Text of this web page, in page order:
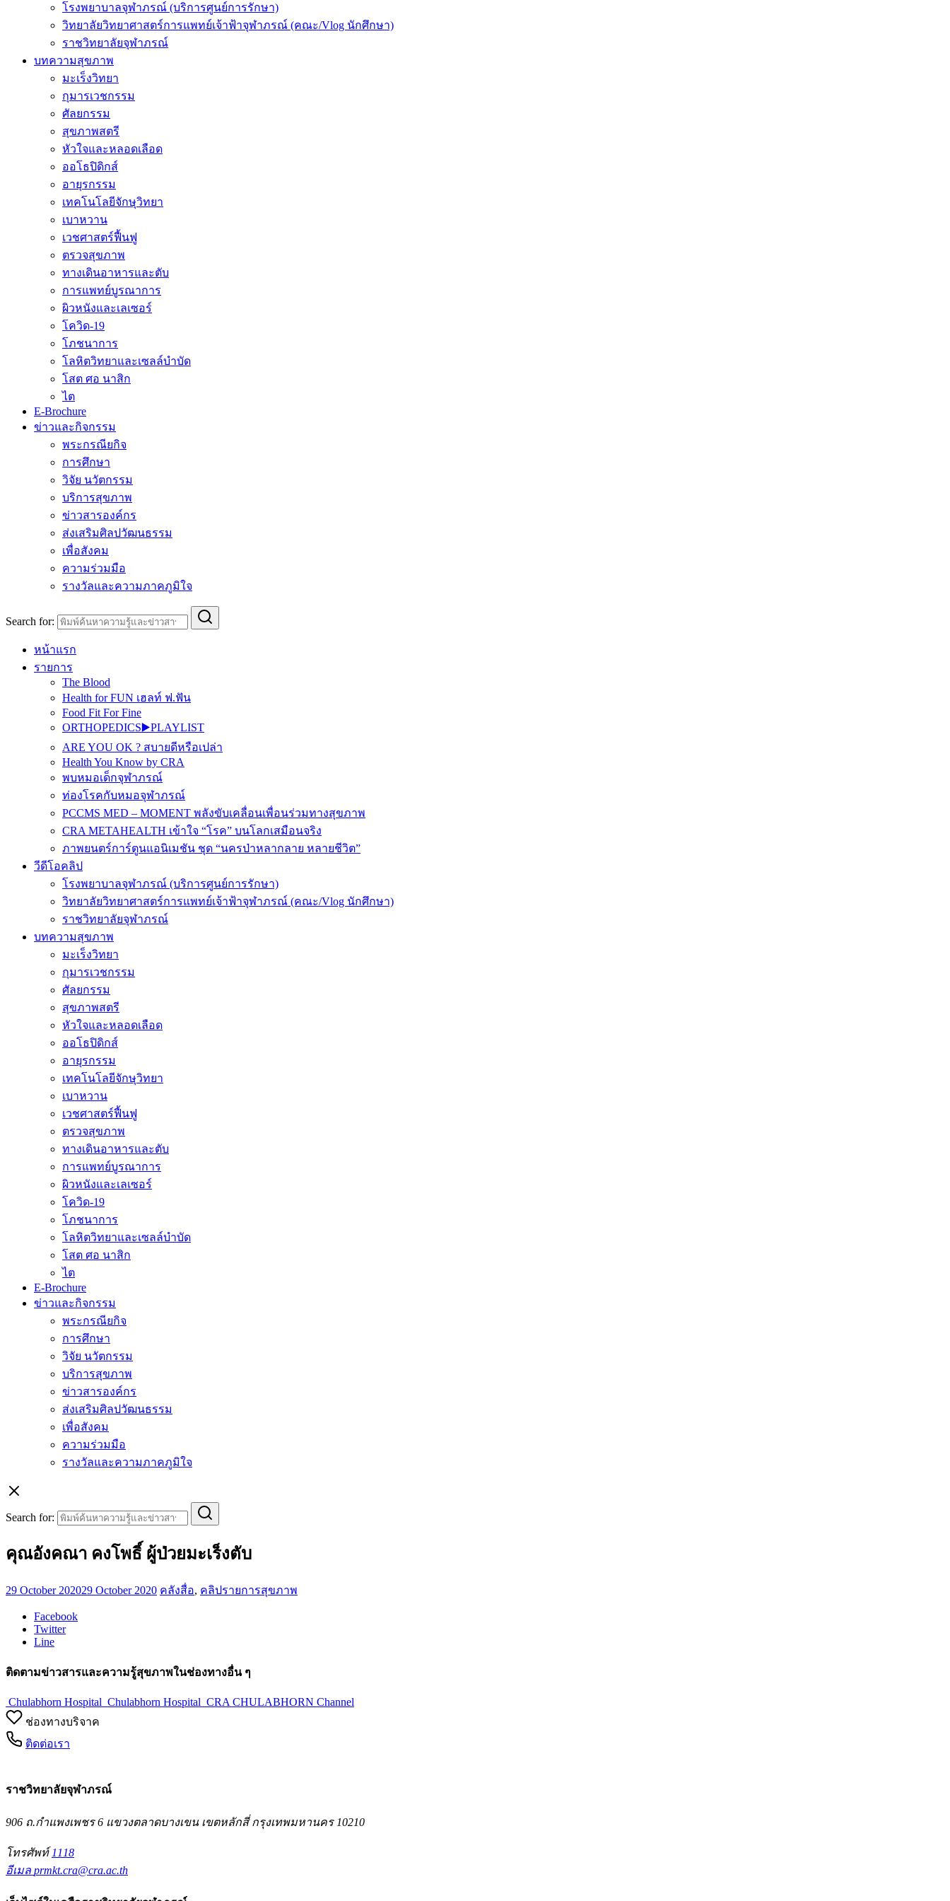
โรงพยาบาลจุฬาภรณ์ (บริการศูนย์การรักษา)
วิทยาลัยวิทยาศาสตร์การแพทย์เจ้าฟ้าจุฬาภรณ์ (คณะ/Vlog นักศึกษา)
ราชวิทยาลัยจุฬาภรณ์
บทความสุขภาพ
มะเร็งวิทยา
กุมารเวชกรรม
ศัลยกรรม
สุขภาพสตรี
หัวใจและหลอดเลือด
ออโธปิดิกส์
อายุรกรรม
เทคโนโลยีจักษุวิทยา
เบาหวาน
เวชศาสตร์ฟื้นฟู
ตรวจสุขภาพ
ทางเดินอาหารและตับ
การแพทย์บูรณาการ
ผิวหนังและเลเซอร์
โควิด-19
โภชนาการ
โลหิตวิทยาและเซลล์บำบัด
โสต ศอ นาสิก
ไต
E-Brochure
ข่าวและกิจกรรม
พระกรณียกิจ
การศึกษา
วิจัย นวัตกรรม
บริการสุขภาพ
ข่าวสารองค์กร
ส่งเสริมศิลปวัฒนธรรม
เพื่อสังคม
ความร่วมมือ
รางวัลและความภาคภูมิใจ
Search for:
หน้าแรก
รายการ
The Blood
Health for FUN เฮลท์ ฟ.ฟัน
Food Fit For Fine
ORTHOPEDICS▶️PLAYLIST
ARE YOU OK ? สบายดีหรือเปล่า
Health You Know by CRA
พบหมอเด็กจุฬาภรณ์
ท่องโรคกับหมอจุฬาภรณ์
PCCMS MED – MOMENT พลังขับเคลื่อนเพื่อนร่วมทางสุขภาพ
CRA METAHEALTH เข้าใจ “โรค” บนโลกเสมือนจริง
ภาพยนตร์การ์ตูนแอนิเมชัน ชุด “นครป่าหลากลาย หลายชีวิต”
วีดีโอคลิป
โรงพยาบาลจุฬาภรณ์ (บริการศูนย์การรักษา)
วิทยาลัยวิทยาศาสตร์การแพทย์เจ้าฟ้าจุฬาภรณ์ (คณะ/Vlog นักศึกษา)
ราชวิทยาลัยจุฬาภรณ์
บทความสุขภาพ
มะเร็งวิทยา
กุมารเวชกรรม
ศัลยกรรม
สุขภาพสตรี
หัวใจและหลอดเลือด
ออโธปิดิกส์
อายุรกรรม
เทคโนโลยีจักษุวิทยา
เบาหวาน
เวชศาสตร์ฟื้นฟู
ตรวจสุขภาพ
ทางเดินอาหารและตับ
การแพทย์บูรณาการ
ผิวหนังและเลเซอร์
โควิด-19
โภชนาการ
โลหิตวิทยาและเซลล์บำบัด
โสต ศอ นาสิก
ไต
E-Brochure
ข่าวและกิจกรรม
พระกรณียกิจ
การศึกษา
วิจัย นวัตกรรม
บริการสุขภาพ
ข่าวสารองค์กร
ส่งเสริมศิลปวัฒนธรรม
เพื่อสังคม
ความร่วมมือ
รางวัลและความภาคภูมิใจ
Search for:
คุณอังคณา คงโพธิ์ ผู้ป่วยมะเร็งตับ
29 October 202029 October 2020 คลังสื่อ, คลิปรายการสุขภาพ
Facebook
Twitter
Line
ติดตามข่าวสารและความรู้สุขภาพในช่องทางอื่น ๆ
Chulabhorn Hospital Chulabhorn Hospital CRA CHULABHORN Channel
ช่องทางบริจาค
ติดต่อเรา
ราชวิทยาลัยจุฬาภรณ์
906 ถ.กำแพงเพชร 6 แขวงตลาดบางเขน เขตหลักสี่ กรุงเทพมหานคร 10210
โทรศัพท์ 1118
อีเมล prmkt.cra@cra.ac.th